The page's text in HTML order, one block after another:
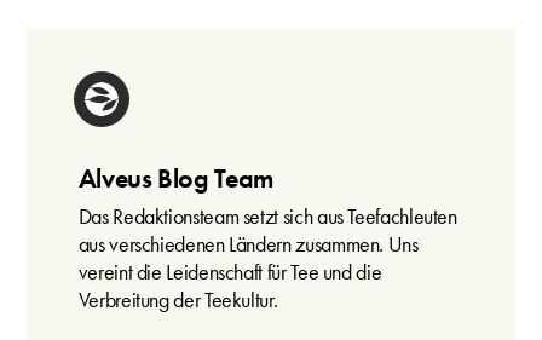
Alveus Blog Team
Das Redaktionsteam setzt sich aus Teefachleuten
aus verschiedenen Ländern zusammen. Uns
vereint die Leidenschaft für Tee und die
Verbreitung der Teekultur.